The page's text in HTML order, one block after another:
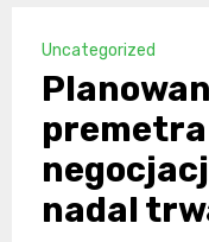
Uncategorized
premetra
nadal